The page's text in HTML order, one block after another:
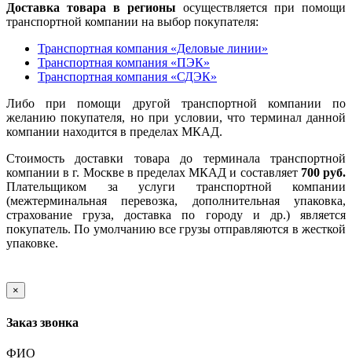
Доставка товара в регионы осуществляется при помощи
транспортной компании на выбор покупателя:
Транспортная компания «Деловые линии»
Транспортная компания «ПЭК»
Транспортная компания «СДЭК»
Либо при помощи другой транспортной компании по
желанию покупателя, но при условии, что терминал данной
компании находится в пределах МКАД.
Стоимость доставки товара до терминала транспортной
компании в г. Москве в пределах МКАД и составляет 700 руб.
Плательщиком за услуги транспортной компании
(межтерминальная перевозка, дополнительная упаковка,
страхование груза, доставка по городу и др.) является
покупатель. По умолчанию все грузы отправляются в жесткой
упаковке.
×
Заказ звонка
ФИО